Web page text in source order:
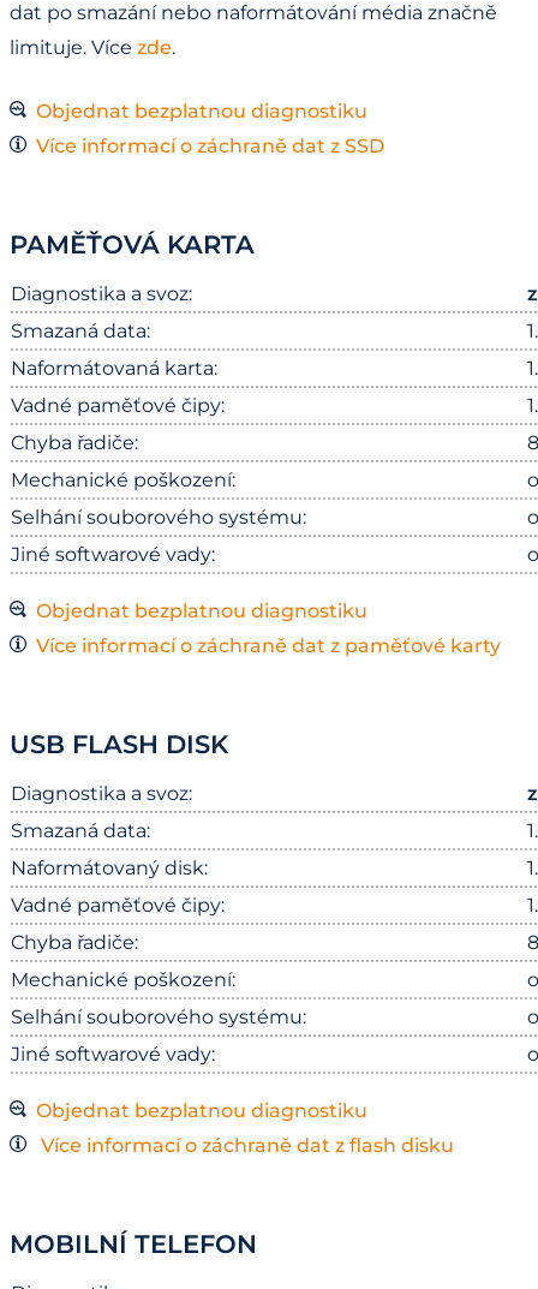
dat po smazání nebo naformátování média značně
limituje. Více zde.
Objednat bezplatnou diagnostiku
Více informací o záchraně dat z SSD
PAMĚŤOVÁ KARTA
Diagnostika a svoz:
Smazaná data:
Naformátovaná karta:
Vadné paměťové čipy:
Chyba řadiče:
Mechanické poškození:
Selhání souborového systému:
Jiné softwarové vady:
Objednat bezplatnou diagnostiku
Více informací o záchraně dat z paměťové karty
USB FLASH DISK
Diagnostika a svoz:
Smazaná data:
Naformátovaný disk:
Vadné paměťové čipy:
Chyba řadiče:
Mechanické poškození:
Selhání souborového systému:
Jiné softwarové vady:
Objednat bezplatnou diagnostiku
Více informací o záchraně dat z flash disku
MOBILNÍ TELEFON